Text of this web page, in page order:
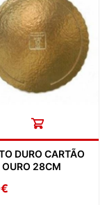
DURO CARTÃO
28CM